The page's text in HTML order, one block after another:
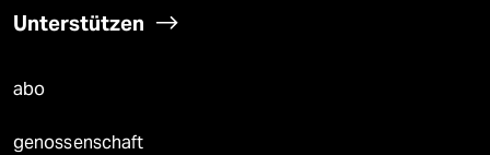
Unterstützen
abo
genossenschaft